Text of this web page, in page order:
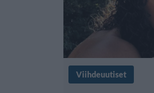
Viihdeuutiset